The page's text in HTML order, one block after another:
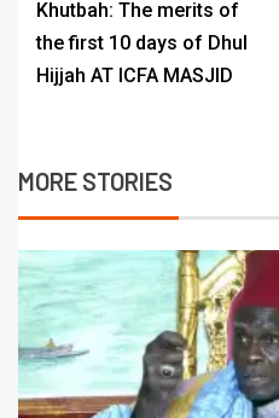
Khutbah: The merits of
the first 10 days of Dhul
Hijjah AT ICFA MASJID
MORE STORIES